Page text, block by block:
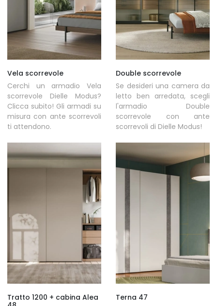
Vela scorrevole
Cerchi un armadio Vela
scorrevole Dielle Modus?
Clicca subito! Gli armadi su
misura con ante scorrevoli
ti attendono.
Double scorrevole
Se desideri una camera da
letto ben arredata, scegli
l'armadio Double
scorrevole con ante
scorrevoli di Dielle Modus!
Tratto 1200 + cabina Alea
Terna 47